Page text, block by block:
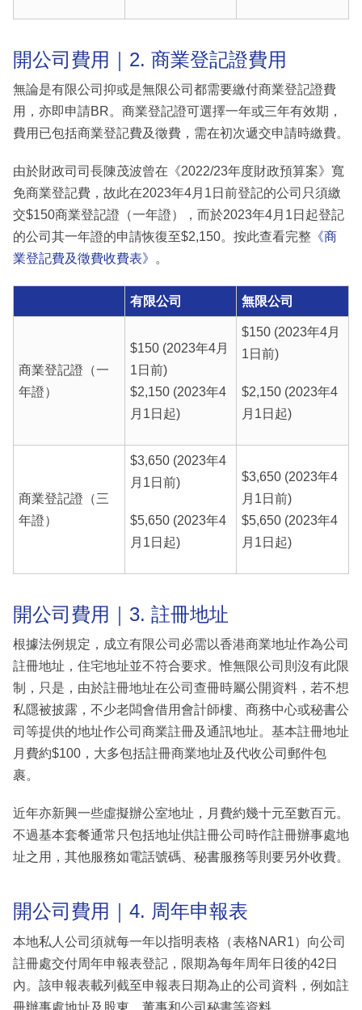
開公司費用｜2. 商業登記證費用
無論是有限公司抑或是無限公司都需要繳付商業登記證費
用，亦即申請BR。商業登記證可選擇一年或三年有效期，
費用已包括商業登記費及徵費，需在初次遞交申請時繳費。
由於財政司司長陳茂波曾在《2022/23年度財政預算案》寬
免商業登記費，故此在2023年4月1日前登記的公司只須繳
交$150商業登記證（一年證），而於2023年4月1日起登記
的公司其一年證的申請恢復至$2,150。按此查看完整 《商
業登記費及徵費收費表》
。
有限公司 無限公司
商業登記證（一
年證）
$150 (2023年4月
1日前)
$2,150 (2023年4
月1日起)
$150 (2023年4月
1日前)
$2,150 (2023年4
月1日起)
商業登記證（三
年證）
$3,650 (2023年4
月1日前)
$5,650 (2023年4
月1日起)
$3,650 (2023年4
月1日前)
$5,650 (2023年4
月1日起)
開公司費用｜3. 註冊地址
根據法例規定，成立有限公司必需以香港商業地址作為公司
註冊地址，住宅地址並不符合要求。惟無限公司則沒有此限
制，只是，由於註冊地址在公司查冊時屬公開資料，若不想
私隱被披露，不少老闆會借用會計師樓、商務中心或秘書公
司等提供的地址作公司商業註冊及通訊地址。基本註冊地址
月費約$100，大多包括註冊商業地址及代收公司郵件包
裹。
近年亦新興一些虛擬辦公室地址，月費約幾十元至數百元。
不過基本套餐通常只包括地址供註冊公司時作註冊辦事處地
址之用，其他服務如電話號碼、秘書服務等則要另外收費。
開公司費用｜4. 周年申報表
本地私人公司須就每一年以指明表格（表格NAR1）向公司
註冊處交付周年申報表登記，限期為每年周年日後的42日
內。該申報表載列截至申報表日期為止的公司資料，例如註
冊辦事處地址及股東、董事和公司秘書等資料。